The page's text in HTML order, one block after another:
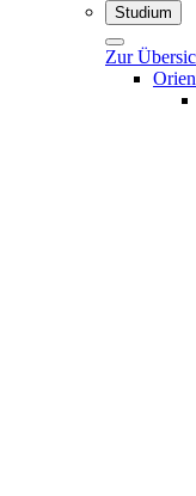
Studium
Zur